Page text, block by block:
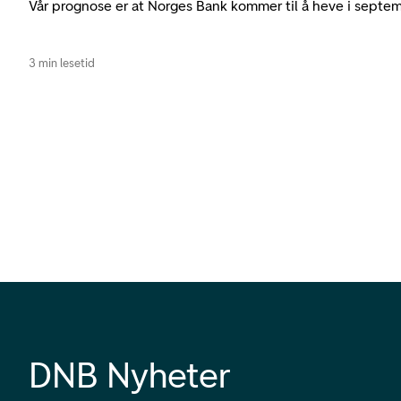
Vår prognose er at Norges Bank kommer til å heve i
3 min lesetid
DNB Nyheter